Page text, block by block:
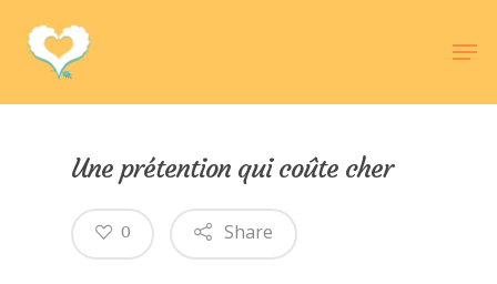
Une prétention qui coûte cher
Share
0